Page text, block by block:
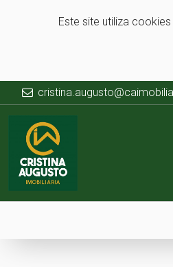
Este site utiliza